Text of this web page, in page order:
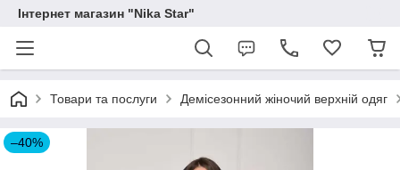
Інтернет магазин "Nika Star"
Товари та послуги Демісезонний жіночий верхній одяг
–40%